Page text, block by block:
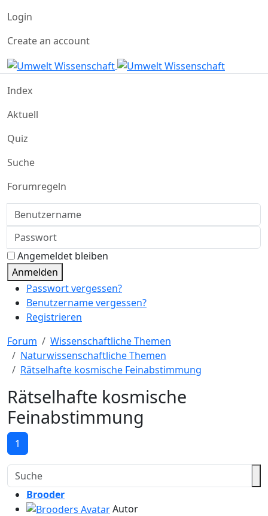
Login
Create an account
Index
Aktuell
Quiz
Suche
Forumregeln
Benutzername
Passwort
Angemeldet bleiben
Anmelden
Passwort vergessen?
Benutzername vergessen?
Registrieren
Forum
Wissenschaftliche Themen
Naturwissenschaftliche Themen
Rätselhafte kosmische Feinabstimmung
Rätselhafte kosmische
Feinabstimmung
1
Brooder
Autor